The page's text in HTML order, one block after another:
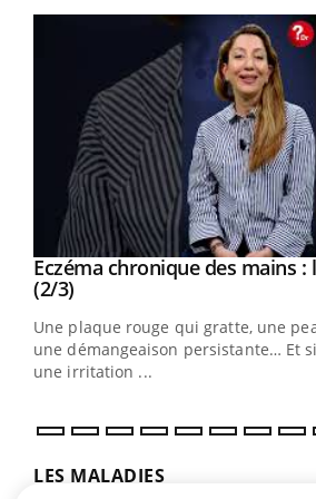
Youtube
Eczéma chronique des mains
(2/3)Youtube
Une plaque rouge qui gratte, une
une démangeaison persistante… Et
une irritation ...
LES MALADIES